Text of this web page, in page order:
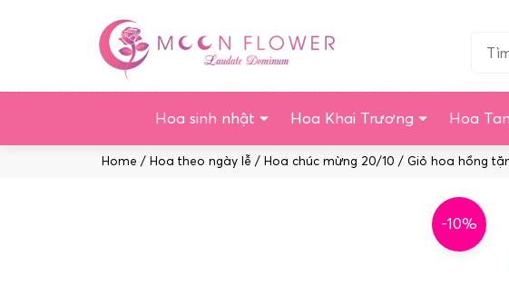
Tìm…
Hoa sinh nhật Hoa Khai Trương Hoa
Home / Hoa theo ngày lễ / Hoa chúc mừng 20/10 / Giỏ hoa hồng
-10%